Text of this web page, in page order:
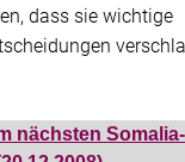
dass sie wichtige
nächsten Somalia-